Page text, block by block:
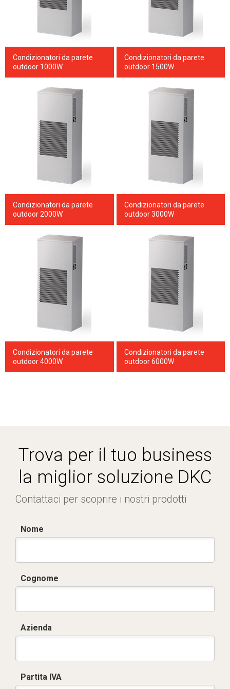
Condizionatori da parete
outdoor 1000W
Condizionatori da parete
outdoor 1500W
Condizionatori da parete
outdoor 2000W
Condizionatori da parete
outdoor 3000W
Condizionatori da parete
outdoor 4000W
Condizionatori da parete
outdoor 6000W
Trova per il tuo business
la miglior soluzione DKC
Contattaci per scoprire i nostri prodotti
Nome
Cognome
Azienda
Partita IVA